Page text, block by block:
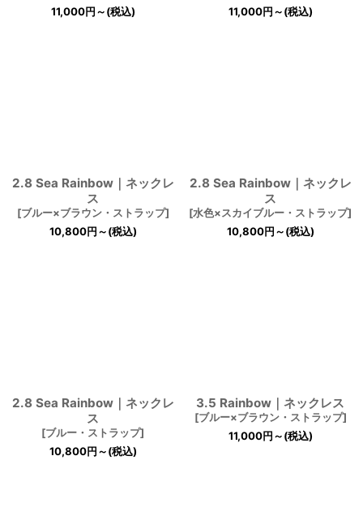
11,000円～(税込)
11,000円～(税込)
2.8 Sea Rainbow｜ネックレ
ス
[ブルー×ブラウン・ストラップ]
10,800円～(税込)
2.8 Sea Rainbow｜ネックレ
ス
[水色×スカイブルー・ストラップ]
10,800円～(税込)
2.8 Sea Rainbow｜ネックレ
ス
[ブルー・ストラップ]
10,800円～(税込)
3.5 Rainbow｜ネックレス
[ブルー×ブラウン・ストラップ]
11,000円～(税込)